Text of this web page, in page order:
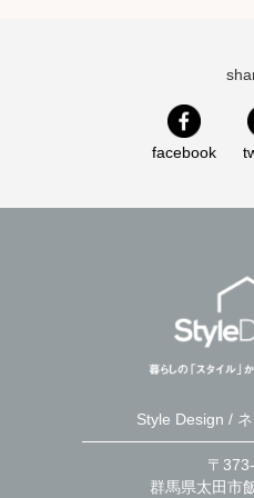
facebook
Style Design /
〒
群馬県太田市